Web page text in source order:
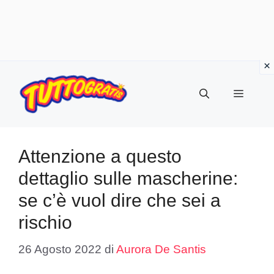
contenuto
Menu
Attenzione a questo
dettaglio sulle mascherine:
se c’è vuol dire che sei a
rischio
26 Agosto 2022 di Aurora De Santis